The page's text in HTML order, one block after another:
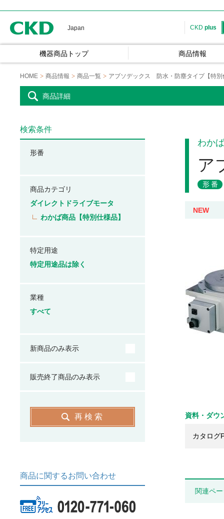
Japan CKD plus
機器商品トップ 商品情報
HOME 商品情報 商品一覧 アブソデックス 防水・防塵タイプ【特別
商品詳細
わか
ア
形番
NEW
資料・ダウ
カタログ
関連ペ
検索条件
形番
商品カテゴリ
ダイレクトドライブモータ
わかば商品【特別仕様品】
特定用途
特定用途品は除く
業種
すべて
新商品のみ表示
販売終了商品のみ表示
再検索
商品に関するお問い合わせ